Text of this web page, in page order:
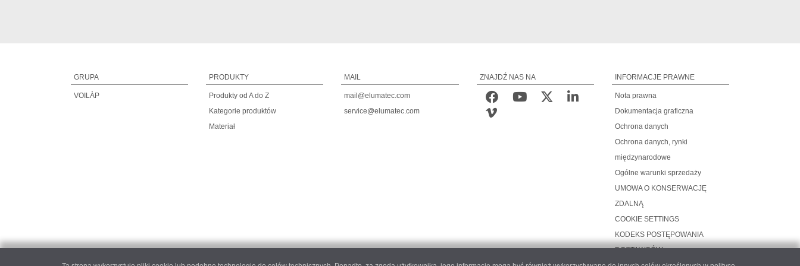
GRUPA
VOILÀP
PRODUKTY
Produkty od A do Z
Kategorie produktów
Materiał
MAIL
mail@elumatec.com
service@elumatec.com
ZNAJDŹ NAS NA INFORMACJE PRAWNE
Nota prawna
Dokumentacja graficzna
Ochrona danych
Ochrona danych, rynki
międzynarodowe
Ogólne warunki sprzedaży
UMOWA O KONSERWACJĘ
ZDALNĄ
COOKIE SETTINGS
KODEKS POSTĘPOWANIA
DOSTAWCÓW